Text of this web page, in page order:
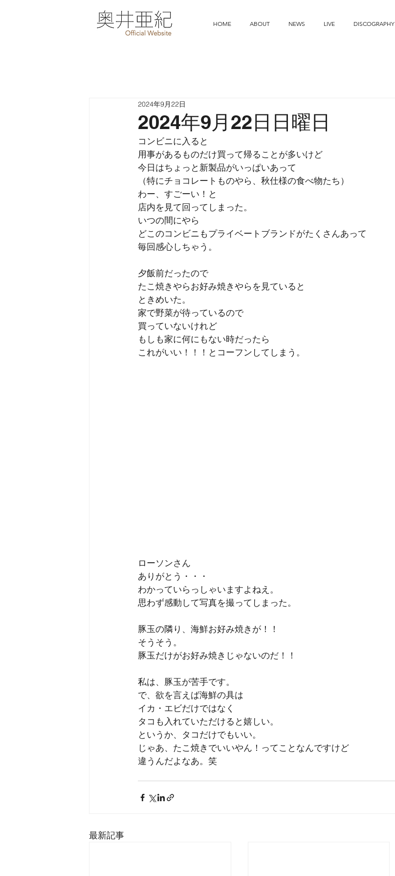
HOME ABOUT NEWS LIVE DISCOGRAPHY
2024年9月22日日曜日
2024年9月22日
コンビニに入ると
用事があるものだけ買って帰ることが多いけど
今日はちょっと新製品がいっぱいあって
（特にチョコレートものやら、秋仕様の食べ物たち）
わー、すごーい！と
店内を見て回ってしまった。
いつの間にやら
どこのコンビニもプライベートブランドがたくさんあって
毎回感心しちゃう。
夕飯前だったので
たこ焼きやらお好み焼きやらを見ていると
ときめいた。
家で野菜が待っているので
買っていないけれど
もしも家に何にもない時だったら
これがいい！！！とコーフンしてしまう。
ローソンさん
ありがとう・・・
わかっていらっしゃいますよねえ。
思わず感動して写真を撮ってしまった。
豚玉の隣り、海鮮お好み焼きが！！
そうそう。
豚玉だけがお好み焼きじゃないのだ！！
私は、豚玉が苦手です。
で、欲を言えば海鮮の具は
イカ・エビだけではなく
タコも入れていただけると嬉しい。
というか、タコだけでもいい。
じゃあ、たこ焼きでいいやん！ってことなんですけど
違うんだよなあ。笑
最新記事